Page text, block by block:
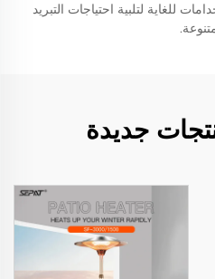
للغاية لتلبية احتياجات التبريد
جديدة